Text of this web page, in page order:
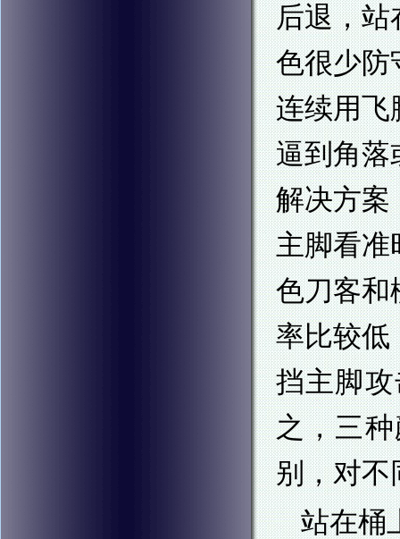
后退，站
色很少防
连续用飞
逼到角落
解决方案
主脚看准
色刀客和
率比较低
挡主脚
之，三
别，对不
站在桶